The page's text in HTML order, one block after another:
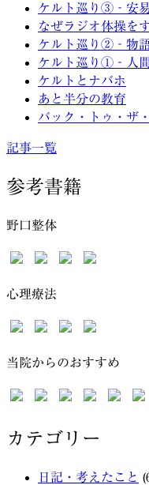
ケルト巡り③‐安
なぜラジオ体操を
ケルト巡り②‐物
ケルト巡り①‐人
ケルトとナバホ
あと半分の教育
バック・トゥ・ザ
記事一覧
参考書籍
野口整体
心理療法
当院からのおすすめ
カテゴリー
日記・考えたこと